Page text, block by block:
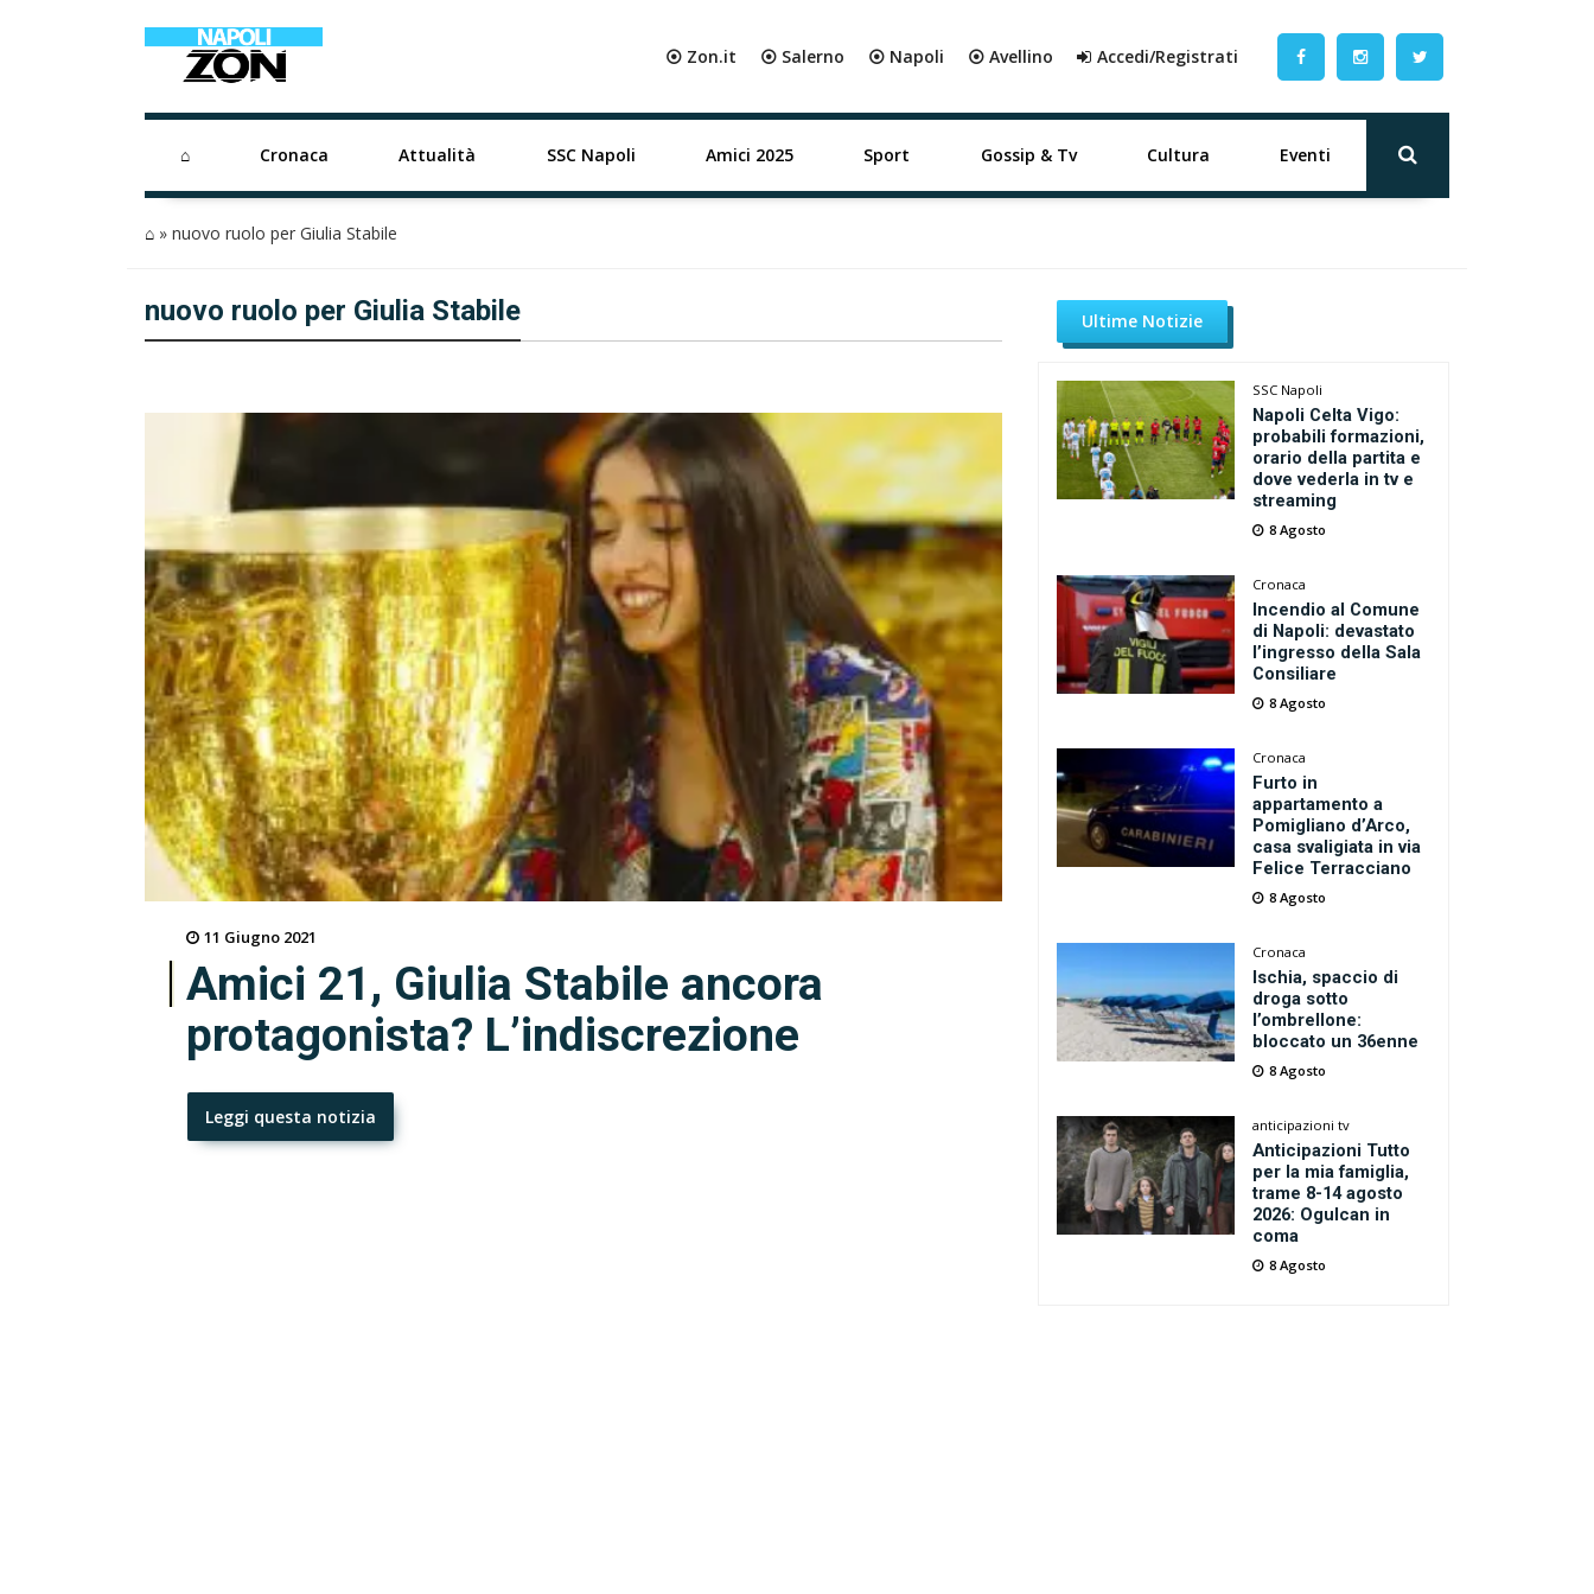
⦿ Zon.it ⦿ Salerno ⦿ Napoli ⦿ Avellino Accedi/Registrati
⌂ Cronaca Attualità SSC Napoli Amici 2025 Sport Gossip & Tv Cultura Eventi
⌂ » nuovo ruolo per Giulia Stabile
nuovo ruolo per Giulia Stabile
11 Giugno 2021
Amici 21, Giulia Stabile ancora
protagonista? L’indiscrezione
Leggi questa notizia
Ultime Notizie
SSC Napoli
Napoli Celta Vigo:
probabili formazioni,
orario della partita e
dove vederla in tv e
streaming
8 Agosto
Cronaca
Incendio al Comune
di Napoli: devastato
l’ingresso della Sala
Consiliare
8 Agosto
Cronaca
Furto in
appartamento a
Pomigliano d’Arco,
casa svaligiata in via
Felice Terracciano
8 Agosto
Cronaca
Ischia, spaccio di
droga sotto
l’ombrellone:
bloccato un 36enne
8 Agosto
anticipazioni tv
Anticipazioni Tutto
per la mia famiglia,
trame 8-14 agosto
2026: Ogulcan in
coma
8 Agosto